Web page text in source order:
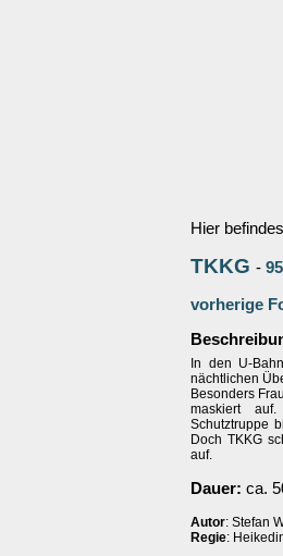
Hier
TKKG - 95
vorherige
In den U-
nächtlichen
Besonders
maskiert
Schutztruppe
Doch TKKG
auf.
Dauer: ca.
Autor: Stefan
Regie: